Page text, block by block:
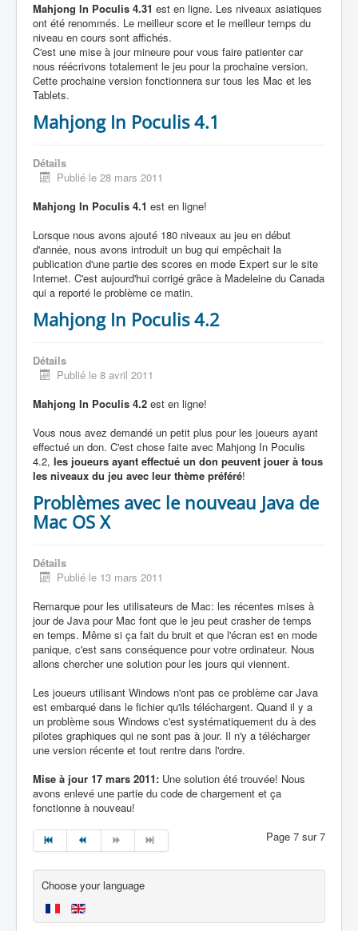
Mahjong In Poculis 4.31 est en ligne. Les niveaux asiatiques
ont été renommés. Le meilleur score et le meilleur temps du
niveau en cours sont affichés.
C'est une mise à jour mineure pour vous faire patienter car
nous réécrivons totalement le jeu pour la prochaine version.
Cette prochaine version fonctionnera sur tous les Mac et les
Tablets.
Mahjong In Poculis 4.1
Détails
Publié le 28 mars 2011
Mahjong In Poculis 4.1 est en ligne!
Lorsque nous avons ajouté 180 niveaux au jeu en début
d'année, nous avons introduit un bug qui empêchait la
publication d'une partie des scores en mode Expert sur le site
Internet. C'est aujourd'hui corrigé grâce à Madeleine du Canada
qui a reporté le problème ce matin.
Mahjong In Poculis 4.2
Détails
Publié le 8 avril 2011
Mahjong In Poculis 4.2 est en ligne!
Vous nous avez demandé un petit plus pour les joueurs ayant
effectué un don. C'est chose faite avec Mahjong In Poculis
4.2, les joueurs ayant effectué un don peuvent jouer à tous
les niveaux du jeu avec leur thème préféré!
Problèmes avec le nouveau Java de
Mac OS X
Détails
Publié le 13 mars 2011
Remarque pour les utilisateurs de Mac: les récentes mises à
jour de Java pour Mac font que le jeu peut crasher de temps
en temps. Même si ça fait du bruit et que l'écran est en mode
panique, c'est sans conséquence pour votre ordinateur. Nous
allons chercher une solution pour les jours qui viennent.
Les joueurs utilisant Windows n'ont pas ce problème car Java
est embarqué dans le fichier qu'ils téléchargent. Quand il y a
un problème sous Windows c'est systématiquement du à des
pilotes graphiques qui ne sont pas à jour. Il n'y a télécharger
une version récente et tout rentre dans l'ordre.
Mise à jour 17 mars 2011: Une solution été trouvée! Nous
avons enlevé une partie du code de chargement et ça
fonctionne à nouveau!
Page 7 sur 7
Choose your language